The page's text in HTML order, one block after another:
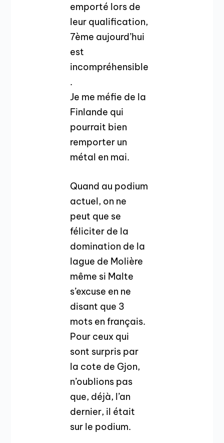
emporté lors de
leur qualification,
7ème aujourd’hui
est
incompréhensible
.
Je me méfie de la
Finlande qui
pourrait bien
remporter un
métal en mai.
Quand au podium
actuel, on ne
peut que se
féliciter de la
domination de la
lague de Molière
même si Malte
s’excuse en ne
disant que 3
mots en français.
Pour ceux qui
sont surpris par
la cote de Gjon,
n’oublions pas
que, déjà, l’an
dernier, il était
sur le podium.